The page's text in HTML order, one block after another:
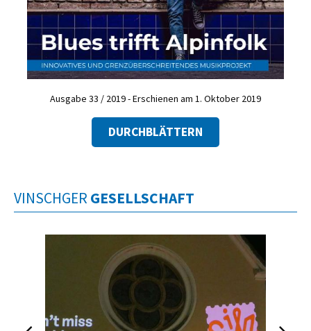
Ausgabe 33 / 2019 - Erschienen am 1. Oktober 2019
DURCHBLÄTTERN
VINSCHGER GESELLSCHAFT